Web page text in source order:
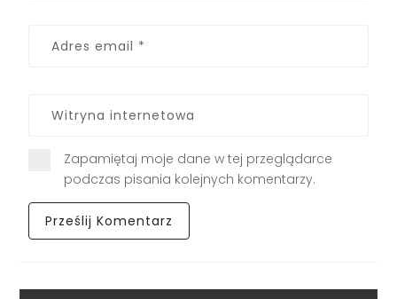
Zapamiętaj moje dane w tej przeglądarce
podczas pisania kolejnych komentarzy.